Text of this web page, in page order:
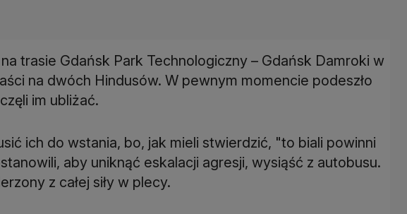
trasie Gdańsk Park Technologiczny – Gdańsk Damroki w
na dwóch Hindusów. W pewnym momencie podeszło
im ubliżać.
ich do wstania, bo, jak mieli stwierdzić, "to biali powinni
aby uniknąć eskalacji agresji, wysiąść z autobusu.
z całej siły w plecy.